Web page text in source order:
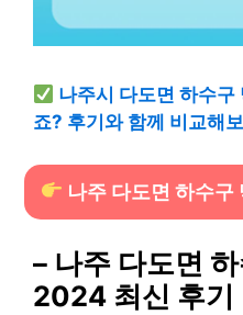
나주시 다도면 하수구
죠? 후기와 함께 비교해
나주 다도면 하수구
– 나주 다도면
2024 최신 후기